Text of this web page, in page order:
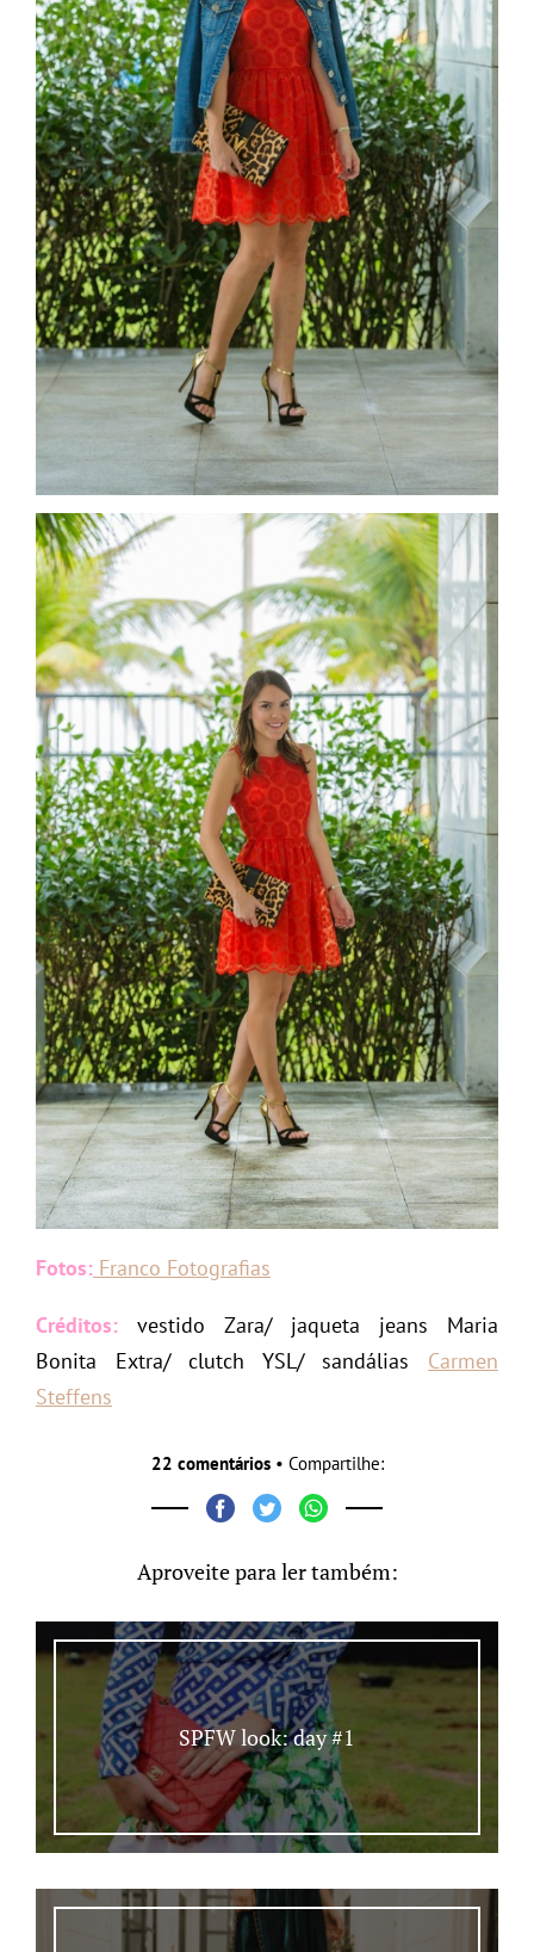
Fotos: Franco Fotografias
Créditos: vestido Zara/ jaqueta jeans Maria
Bonita Extra/ clutch YSL/ sandálias Carmen
Steffens
22 comentários• Compartilhe:
Aproveite para ler também:
SPFW look: day #1